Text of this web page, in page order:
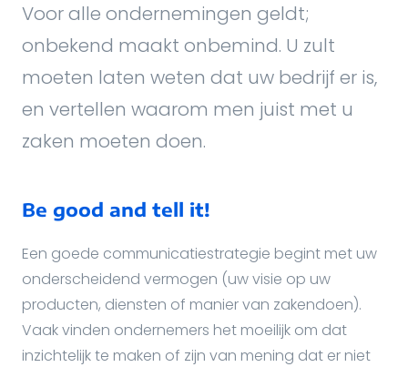
Voor alle ondernemingen geldt;
onbekend maakt onbemind. U zult
moeten laten weten dat uw bedrijf er is,
en vertellen waarom men juist met u
zaken moeten doen.
Be good and tell it!
Een goede communicatiestrategie begint met uw
onderscheidend vermogen (uw visie op uw
producten, diensten of manier van zakendoen).
Vaak vinden ondernemers het moeilijk om dat
inzichtelijk te maken of zijn van mening dat er niet